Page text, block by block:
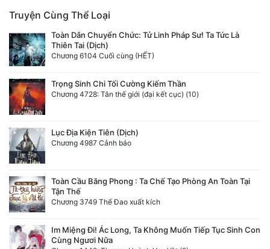
Truyện Cùng Thể Loại
Toàn Dân Chuyển Chức: Tử Linh Pháp Sư! Ta Tức Là
Thiên Tai (Dịch)
Chương 6104 Cuối cùng (HẾT)
Trọng Sinh Chi Tối Cường Kiếm Thần
Chương 4728: Tân thế giới (đại kết cục) (10)
Lục Địa Kiện Tiên (Dịch)
Chương 4987 Cảnh báo
Toàn Cầu Băng Phong : Ta Chế Tạo Phòng An Toàn Tại
Tận Thế
Chương 3749 Thế Đao xuất kích
Im Miệng Đi! Ác Long, Ta Không Muốn Tiếp Tục Sinh Con
Cùng Ngươi Nữa